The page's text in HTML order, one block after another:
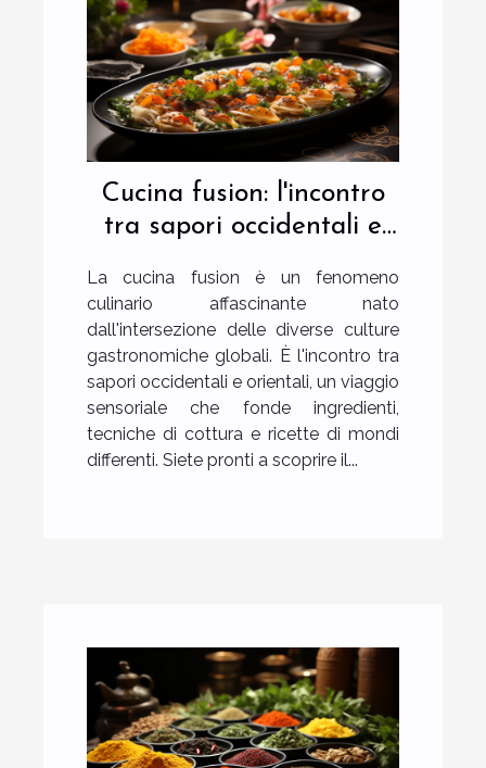
Cucina fusion: l'incontro
tra sapori occidentali e
La cucina fusion è un fenomeno
culinario affascinante nato
dall'intersezione delle diverse culture
gastronomiche globali. È l'incontro tra
sapori occidentali e orientali, un viaggio
sensoriale che fonde ingredienti,
tecniche di cottura e ricette di mondi
differenti. Siete pronti a scoprire il...